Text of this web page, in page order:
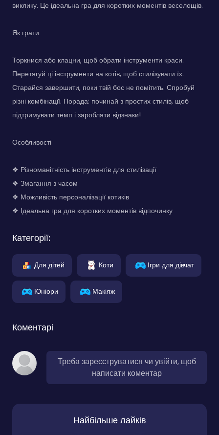
виклику. Це ідеальна гра для коротких моментів веселощів.
Як грати
Торкнися або клацни, щоб обрати інструменти краси.
Перетягуй ці інструменти на котів, щоб стилізувати їх.
Старайся завершити, поки твій бос не помітить. Спробуй
різні комбінації. Порада: починай з простих стилів, щоб
підтримувати темп і заробляти відзнаки!
Особливості
❖ Різноманітність інструментів для стилізації
❖ Змагання з часом
❖ Можливість персоналізації котиків
❖ Ідеальна гра для коротких моментів відпочинку
Категорії:
Для дітей Коти Ігри для дівчат
Юніори Макіяж
Коментарі
Треба зареєструватися чи увійти, щоб
написати коментар
Найбільше лайків